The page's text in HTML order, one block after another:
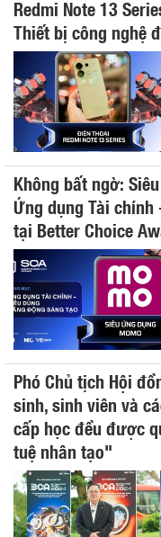
Redmi Note 13
Thiết bị công nghệ
Không bất ngờ:
Ứng dụng Tài
tại Better Choice
Phó Chủ tịch Hội
sinh, sinh viên và
cấp học đều được
tuệ nhân tạo"